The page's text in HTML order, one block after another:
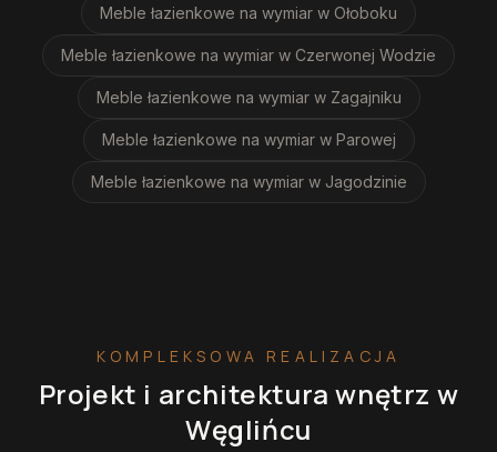
Meble łazienkowe na wymiar w Ołoboku
Meble łazienkowe na wymiar w Czerwonej Wodzie
Meble łazienkowe na wymiar w Zagajniku
Meble łazienkowe na wymiar w Parowej
Meble łazienkowe na wymiar w Jagodzinie
KOMPLEKSOWA REALIZACJA
Projekt i architektura wnętrz w
Węglińcu